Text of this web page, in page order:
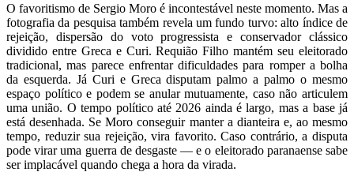
O favoritismo de Sergio Moro é incontestável neste momento. Mas a
fotografia da pesquisa também revela um fundo turvo: alto índice de
rejeição, dispersão do voto progressista e conservador clássico
dividido entre Greca e Curi. Requião Filho mantém seu eleitorado
tradicional, mas parece enfrentar dificuldades para romper a bolha
da esquerda. Já Curi e Greca disputam palmo a palmo o mesmo
espaço político e podem se anular mutuamente, caso não articulem
uma união. O tempo político até 2026 ainda é largo, mas a base já
está desenhada. Se Moro conseguir manter a dianteira e, ao mesmo
tempo, reduzir sua rejeição, vira favorito. Caso contrário, a disputa
pode virar uma guerra de desgaste — e o eleitorado paranaense sabe
ser implacável quando chega a hora da virada.